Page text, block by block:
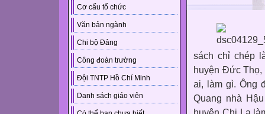
Cơ cấu tổ chức
Văn bản ngành
Chi bộ Đảng
Công đoàn trường
Đội TNTP Hồ Chí Minh
Danh sách giáo viên
sách chỉ chép
huyện Đức Thọ,
ai, làm gì. Ông
Quang nhà